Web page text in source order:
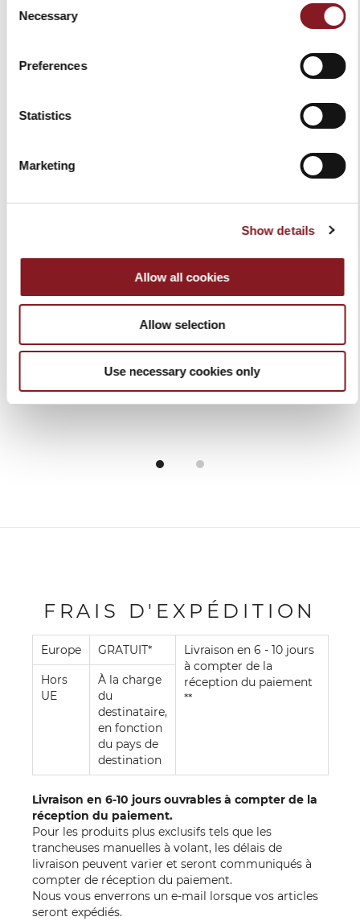
Selection
Necessary
Preferences
Statistics
Marketing
Show details
Allow all cookies
Allow selection
Use necessary cookies only
PRODUITS APPARENTÉS
BERKEL VACUUM
499,00 €
SAC PORTE COUTEAUX
BAG NOIR
Ajouter au panier
FRAIS D'EXPÉDITION
Europe GRATUIT*
Livraison en 6 - 10 jours
à compter de la
réception du paiement
**
Hors
UE
À la charge
du
destinataire,
en fonction
du pays de
destination
Livraison en 6-10 jours ouvrables à compter de la
réception du paiement.
Pour les produits plus exclusifs tels que les
trancheuses manuelles à volant, les délais de
livraison peuvent varier et seront communiqués à
compter de réception du paiement.
Nous vous enverrons un e-mail lorsque vos articles
seront expédiés.